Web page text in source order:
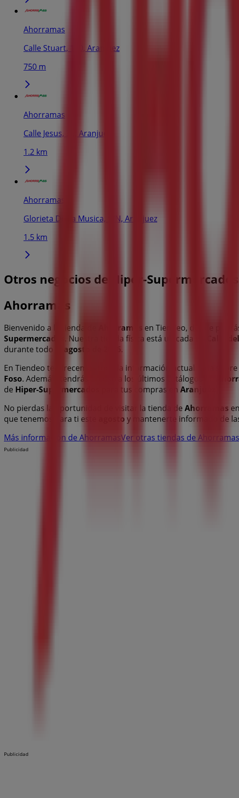
Ahorramas
Calle Stuart, 170, Aranjuez
750 m
Ahorramas
Calle Jesus, 35, Aranjuez
1.2 km
Ahorramas
Glorieta De La Musica, S/N, Aranjuez
1.5 km
Otros negocios de Hiper-
Ahorramas
Bienvenido a la tienda de Ahorramas en Tiendeo, donde
Supermercados
. Nuestra tienda física está ubicada en Calle
durante todo el
agosto de 2026 .
En Tiendeo te ofrecemos toda la información actualizada sobre
Foso. Además, tendrás acceso a los últimos catálogos de
de Hiper-Supermercados para tus compras en Aranjuez
No pierdas la oportunidad de visitar la tienda de Ahorramas en
que tenemos para ti este
agosto y mantenerte informado de
Más información de AhorramasVer otras tiendas de
Publicidad
Publicidad